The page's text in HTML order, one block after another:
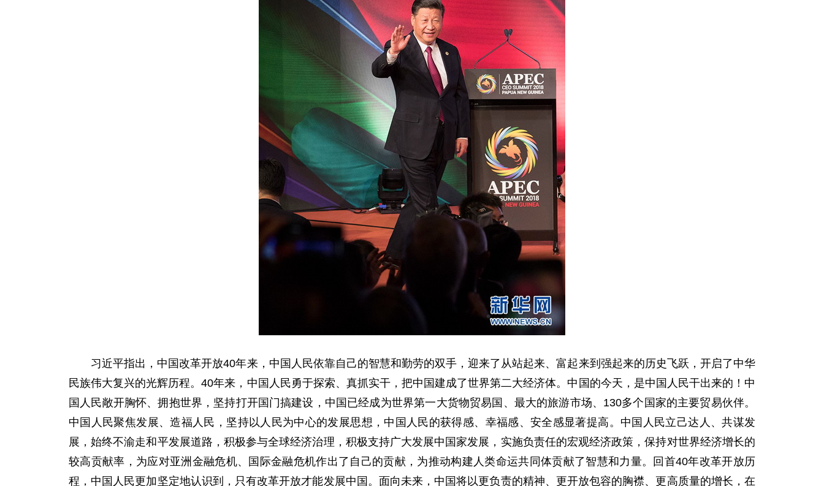
习近平指出，中国改革开放40年来，中国人民依靠自己的智慧和勤劳的双手，迎来了从站起来、富起来到强起来的历史飞跃，开启了中华
民族伟大复兴的光辉历程。40年来，中国人民勇于探索、真抓实干，把中国建成了世界第二大经济体。中国的今天，是中国人民干出来的！中
国人民敞开胸怀、拥抱世界，坚持打开国门搞建设，中国已经成为世界第一大货物贸易国、最大的旅游市场、130多个国家的主要贸易伙伴。
中国人民聚焦发展、造福人民，坚持以人民为中心的发展思想，中国人民的获得感、幸福感、安全感显著提高。中国人民立己达人、共谋发
展，始终不渝走和平发展道路，积极参与全球经济治理，积极支持广大发展中国家发展，实施负责任的宏观经济政策，保持对世界经济增长的
较高贡献率，为应对亚洲金融危机、国际金融危机作出了自己的贡献，为推动构建人类命运共同体贡献了智慧和力量。回首40年改革开放历
程，中国人民更加坚定地认识到，只有改革开放才能发展中国。面向未来，中国将以更负责的精神、更开放包容的胸襟、更高质量的增长，在